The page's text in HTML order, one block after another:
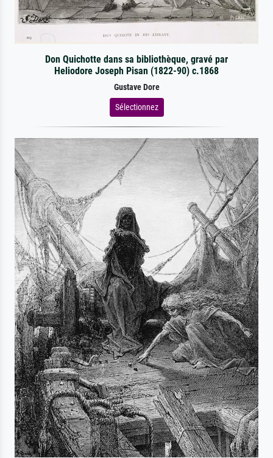
Don Quichotte dans sa bibliothèque, gravé par
Heliodore Joseph Pisan (1822-90) c.1868
Gustave Dore
Sélectionnez